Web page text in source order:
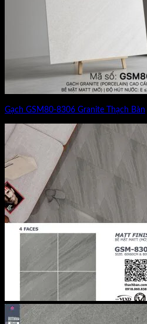
Gạch GSM80-8306 Granite Thạch Bàn